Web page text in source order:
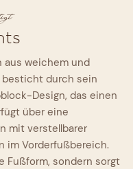
aus weichem und
besticht durch sein
Design, das einen
über eine
mit verstellbarer
im Vorderfußbereich.
Fußform, sondern sorgt